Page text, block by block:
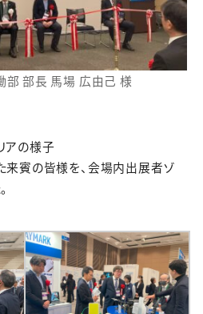
部 部長 馬場 広由己 様
アの様子
賓の皆様を、会場内出展者ゾ